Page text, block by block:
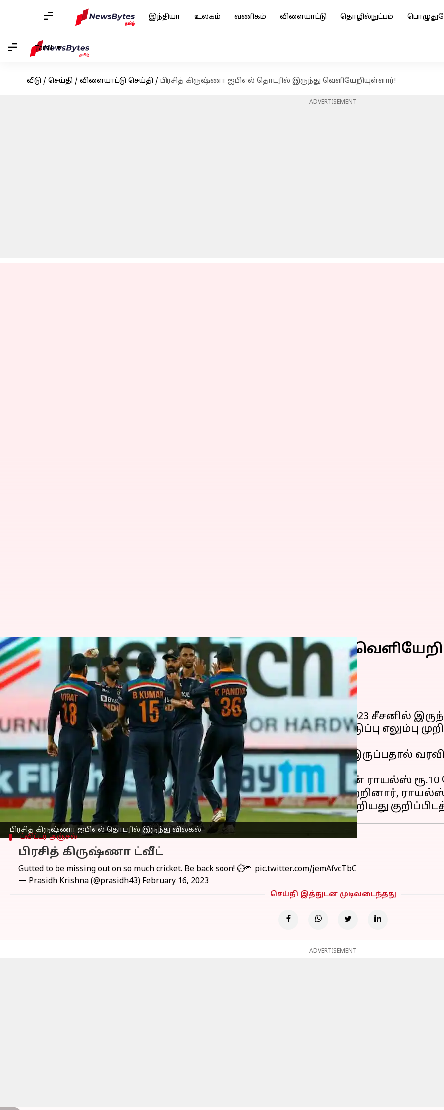
இந்தியா உலகம் வணிகம் விளையாட்டு தொழில்நுட்பம்
Tamil
வீடு / செய்தி / விளையாட்டு செய்தி / பிரசித் கிருஷ்ணா ஐபிஎல் தொடரில் இருந்து வெளியேறியுள்ளார்!
ADVERTISEMENT
பிரசித் கிருஷ்ணா ஐபிஎல் தொடரில் இருந்து விலகல்
பிரசித் கிருஷ்ணா ஐபிஎல் தொடரில் இருந்து
எழுதியவர் Sekar Chinnappan Feb 17, 2023 07:00 pm
செய்தி முன்னோட்டம்
பிரசித் கிருஷ்ணா வரவிருக்கும்இந்தியன் பிரீமியர் லீக் (ஐபிஎல்)2023 சீசனில்
ராஜஸ்தான் ராயல்ஸ் அணிக்காக விளையாடி வரும் கிருஷ்ணா, இடுப்பு எலும்பு
கொண்டார்.
இதையடுத்து அவர் நீண்ட காலம் ஓய்வெடுக்க வேண்டிய சூழலில் இருப்பதால்
மாட்டார் என அறிவிக்கப்பட்டுள்ளது.
முன்னதாக, ஐபிஎல் 2022 மெகா ஏலத்தில் கிருஷ்ணாவை ராஜஸ்தான் ராயல்ஸ் ரூ.10
ஐபிஎல் 2022 இல் 17 ஆட்டங்களில் 19 விக்கெட்டுகளை அவர் கைப்பற்றினார், ராயல்ஸ்
ட்விட்டர் அஞ்சல்
பிரசித் கிருஷ்ணா ட்வீட்
Gutted to be missing out on so much cricket. Be back soon! ⏱️🏃 pic.twitter.com/jemAfvcTbC
— Prasidh Krishna (@prasidh43) February 16, 2023
செய்தி இத்துடன் முடிவடைந்தது
ADVERTISEMENT